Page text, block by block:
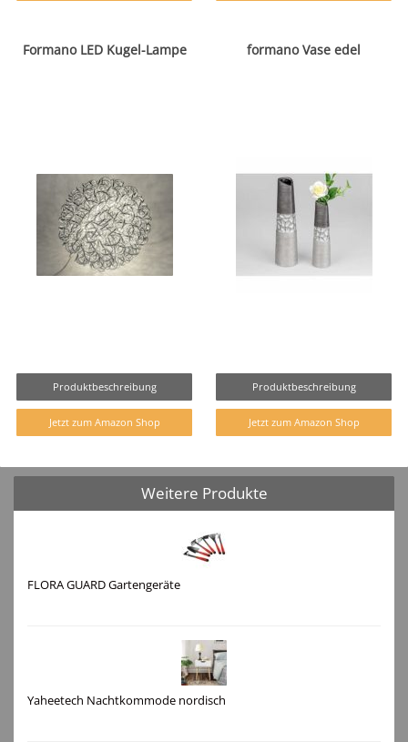
Formano LED Kugel-Lampe
Produktbeschreibung
Jetzt zum Amazon Shop
formano Vase edel
Produktbeschreibung
Jetzt zum Amazon Shop
Weitere Produkte
FLORA GUARD Gartengeräte
Yaheetech Nachtkommode nordisch